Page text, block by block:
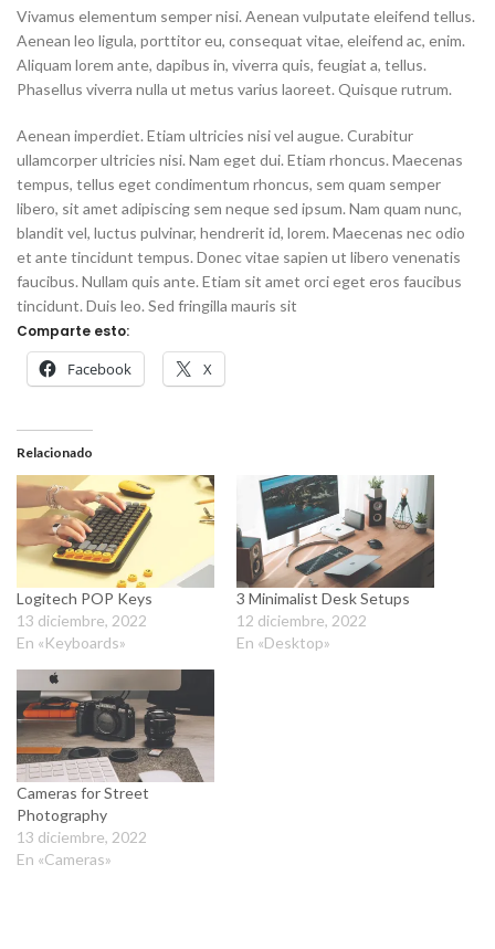
Vivamus elementum semper nisi. Aenean vulputate eleifend tellus.
Aenean leo ligula, porttitor eu, consequat vitae, eleifend ac, enim.
Aliquam lorem ante, dapibus in, viverra quis, feugiat a, tellus.
Phasellus viverra nulla ut metus varius laoreet. Quisque rutrum.
Aenean imperdiet. Etiam ultricies nisi vel augue. Curabitur
ullamcorper ultricies nisi. Nam eget dui. Etiam rhoncus. Maecenas
tempus, tellus eget condimentum rhoncus, sem quam semper
libero, sit amet adipiscing sem neque sed ipsum. Nam quam nunc,
blandit vel, luctus pulvinar, hendrerit id, lorem. Maecenas nec odio
et ante tincidunt tempus. Donec vitae sapien ut libero venenatis
faucibus. Nullam quis ante. Etiam sit amet orci eget eros faucibus
tincidunt. Duis leo. Sed fringilla mauris sit
Comparte esto:
Facebook X
Relacionado
Logitech POP Keys
13 diciembre, 2022
En «Keyboards»
3 Minimalist Desk Setups
12 diciembre, 2022
En «Desktop»
Cameras for Street
Photography
13 diciembre, 2022
En «Cameras»